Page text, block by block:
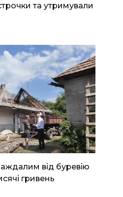
та утримували
від буревію
гривень